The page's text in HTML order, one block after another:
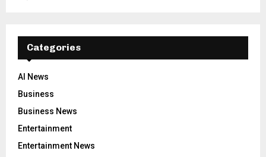
Categories
AI News
Business
Business News
Entertainment
Entertainment News